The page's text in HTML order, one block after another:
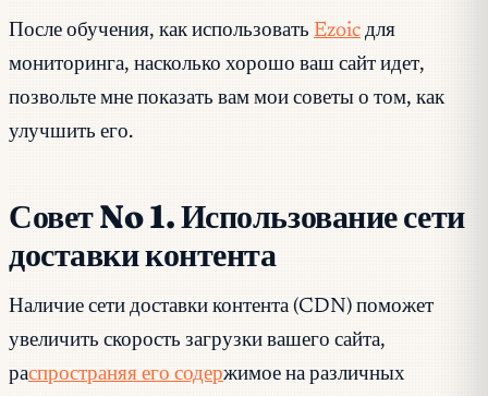
После обучения, как использовать Ezoic для
мониторинга, насколько хорошо ваш сайт идет,
позвольте мне показать вам мои советы о том, как
улучшить его.
Совет No 1. Использование сети
доставки контента
Наличие сети доставки контента (CDN) поможет
увеличить скорость загрузки вашего сайта,
распространяя его содержимое на различных